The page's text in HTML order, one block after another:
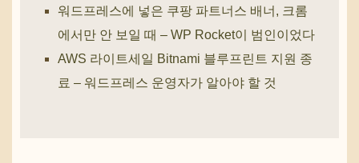
워드프레스에 넣은 쿠팡 파트너스 배너, 크롬
에서만 안 보일 때 – WP Rocket이 범인이었다
AWS 라이트세일 Bitnami 블루프린트 지원 종
료 – 워드프레스 운영자가 알아야 할 것